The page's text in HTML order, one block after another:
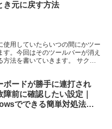
き元に戻す方法
用していたらいつの間にかツー
。今回はそのツールバーが消え
法を書いていきます。 サクラ
ボードが勝手に連打され
障前に確認したい設定｜
でできる簡単対処法と